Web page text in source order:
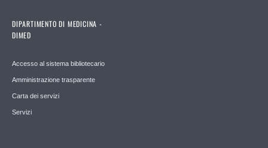
DIPARTIMENTO DI MEDICINA -
DIMED
Accesso al sistema bibliotecario
Amministrazione trasparente
Carta dei servizi
Servizi